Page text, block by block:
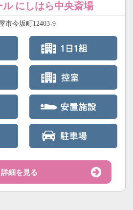
ル にしはら中央斎場
市今坂町12403-9
詳細を見る